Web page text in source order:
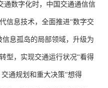
通数字化时，中国交通通信信
信息技术，全面推进“数字交
息孤岛的局部领域，升级为
型，实现交通运行状况“看得
通规划和重大决策“想得